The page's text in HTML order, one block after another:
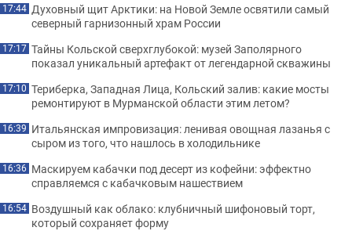
17:44 Духовный щит Арктики: на Новой Земле освятили самый
северный гарнизонный храм России
17:17 Тайны Кольской сверхглубокой: музей Заполярного
показал уникальный артефакт от легендарной скважины
17:10 Териберка, Западная Лица, Кольский залив: какие мосты
ремонтируют в Мурманской области этим летом?
16:39 Итальянская импровизация: ленивая овощная лазанья с
сыром из того, что нашлось в холодильнике
16:36 Маскируем кабачки под десерт из кофейни: эффектно
справляемся с кабачковым нашествием
16:54 Воздушный как облако: клубничный шифоновый торт,
который сохраняет форму